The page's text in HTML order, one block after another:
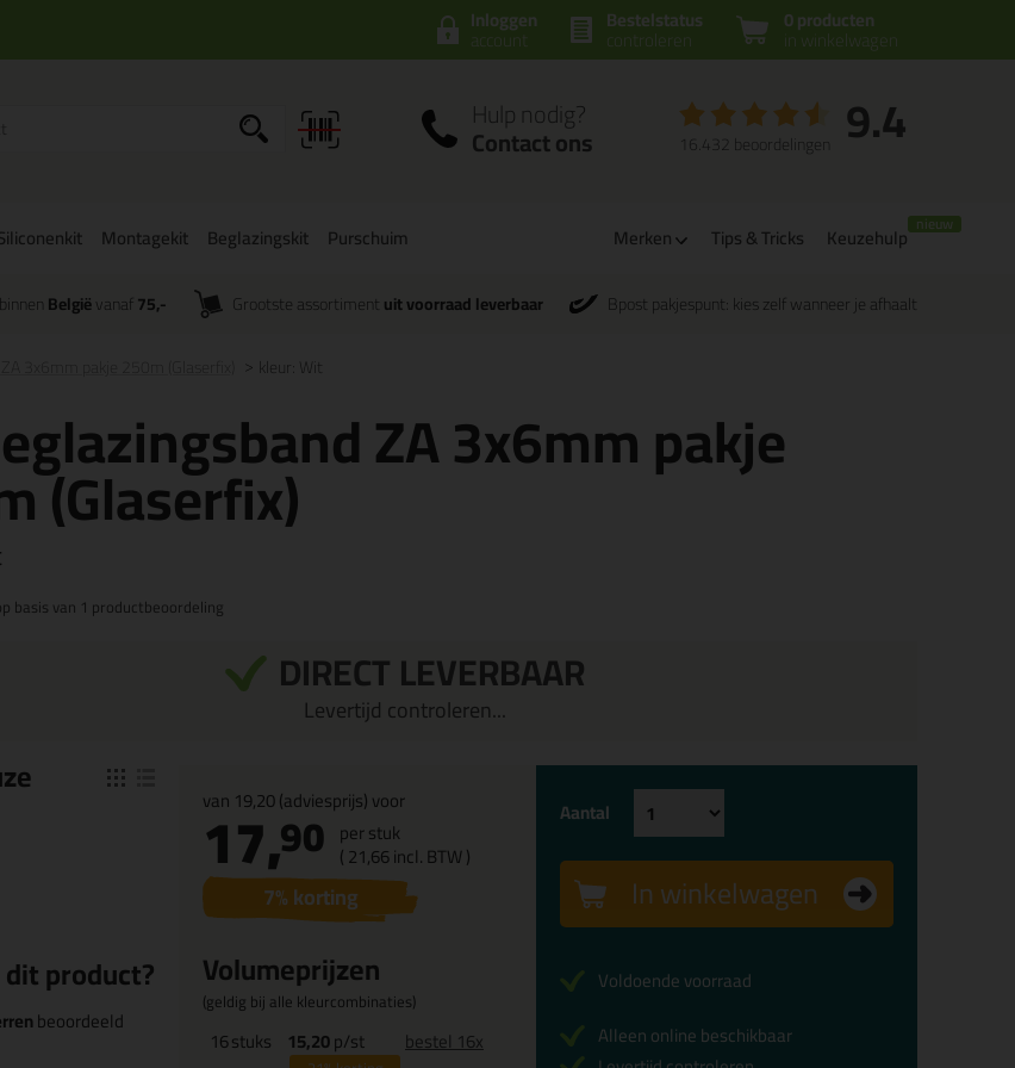
0 producten
in winkelwagen
Bestelstatus
controleren
Inloggen
account
Hulp nodig?
Contact ons 9.4
16.432 beoordelingen
Montagekit Beglazingskit Purschuim Merken Tips & Tricks Keuzehulp
Belgiëvanaf 75,- Grootste assortiment uit voorraad leverbaar Bpost pakjespunt: kies zelf wanneer je afhaalt
kleur: Wit
ZA 3x6mm pakje
(Glaserfix)
basis van 1 productbeoordeling
DIRECT LEVERBAAR
Levertijd controleren...
product?
beoordeeld
van 19,20(adviesprijs) voor
17,90 per stuk
(21,66incl. BTW )
7% korting
Volumeprijzen
(geldig bij alle kleurcombinaties)
16stuks 15,20p/st bestel 16x
Aantal
In winkelwagen
Voldoende voorraad
Alleen online beschikbaar